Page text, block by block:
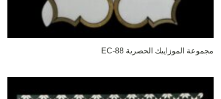
مجموعة الموزاييك الحصرية EC-88